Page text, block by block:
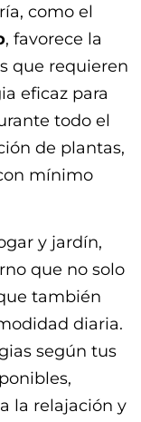
como el
, favorece la
que requieren
eficaz para
todo el
de plantas,
mínimo
y jardín,
que no solo
también
diaria.
según tus
la relajación y